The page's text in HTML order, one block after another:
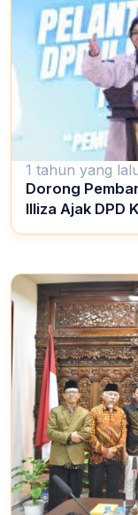
1 tahun yang
Dorong
Illiza Ajak DPD